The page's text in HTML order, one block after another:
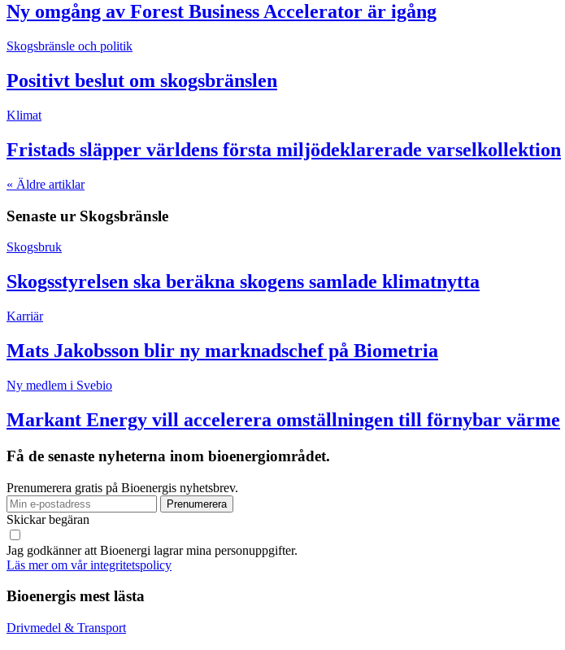
Ny omgång av Forest Business Accelerator är igång
Skogsbränsle och politik
Positivt beslut om skogsbränslen
Klimat
Fristads släpper världens första miljödeklarerade varselkollektion
« Äldre artiklar
Senaste ur Skogsbränsle
Skogsbruk
Skogsstyrelsen ska beräkna skogens samlade klimatnytta
Karriär
Mats Jakobsson blir ny marknadschef på Biometria
Ny medlem i Svebio
Markant Energy vill accelerera omställningen till förnybar värme
Få de senaste nyheterna inom bioenergiområdet.
Prenumerera gratis på Bioenergis nyhetsbrev.
Skickar begäran
Jag godkänner att Bioenergi lagrar mina personuppgifter.
Läs mer om vår integritetspolicy
Bioenergis mest lästa
Drivmedel & Transport